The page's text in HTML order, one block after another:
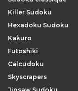
qu’un 8×8
plus large
Killer Sudoku
Hexadoku Sudoku
Kakuro
Futoshiki
Calcudoku
Skyscrapers